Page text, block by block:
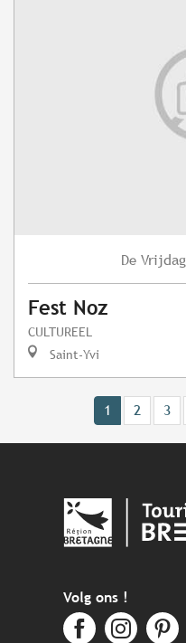
De Vrijdag
Fest Noz
CULTUREEL
Saint-Yvi
1 2 3
Volg ons !